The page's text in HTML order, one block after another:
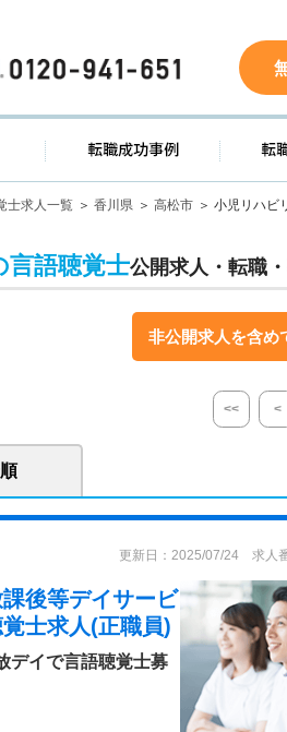
0120-941-651
求人検索 転職成功
士求人一覧 香川県 高松市 小児リハビ
言語聴覚士公開求人・転職
非公開求人を含め
<< <
更新日：2025/07/24 求人
後等デイサービ
士求人(正職員)
デイで言語聴覚士募